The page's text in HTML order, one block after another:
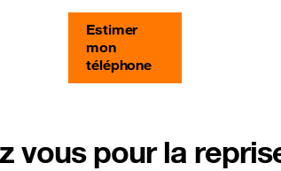
Estimer
mon
téléphone
vous pour la